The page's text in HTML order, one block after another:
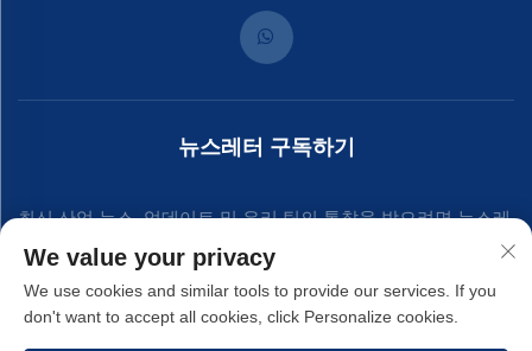
뉴스레터 구독하기
최신 산업 뉴스, 업데이트 및 우리 팀의 통찰을 받으려면 뉴스레
터에 가입하세요.
We value your privacy
We use cookies and similar tools to provide our services. If you
don't want to accept all cookies, click Personalize cookies.